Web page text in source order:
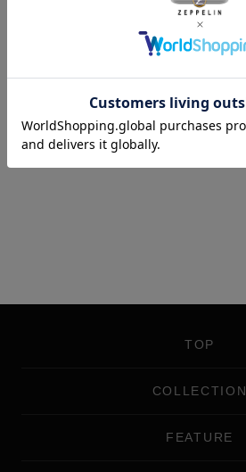
並び替え 価格が安い順 価格が高い順
TOP
COLLECTION
FEATURE